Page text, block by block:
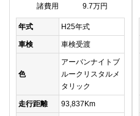
諸費用
9.7万円
年式 H25年式
車検 車検受渡
色
アーバンナイトブ
ルークリスタルメ
タリック
走行距離 93,837Km